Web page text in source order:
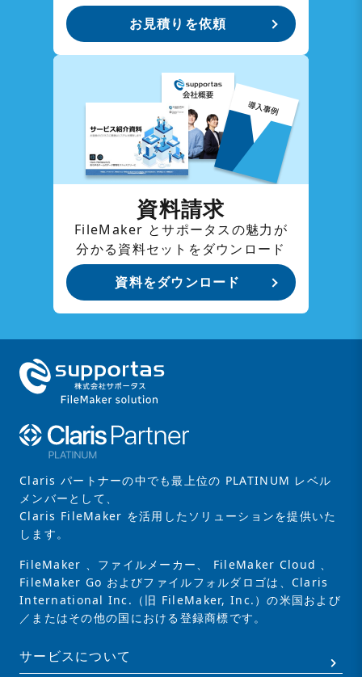
お見積りを依頼
資料請求
FileMaker とサポータスの魅力が
分かる資料セットをダウンロード
資料をダウンロード
Claris パートナーの中でも最上位の PLATINUM レベル
メンバーとして、
Claris FileMaker を活用したソリューションを提供いた
します。
FileMaker 、ファイルメーカー、 FileMaker Cloud 、
FileMaker Go およびファイルフォルダロゴは、Claris
International Inc.（旧 FileMaker, Inc.）の米国および
／またはその他の国における登録商標です。
サービスについて